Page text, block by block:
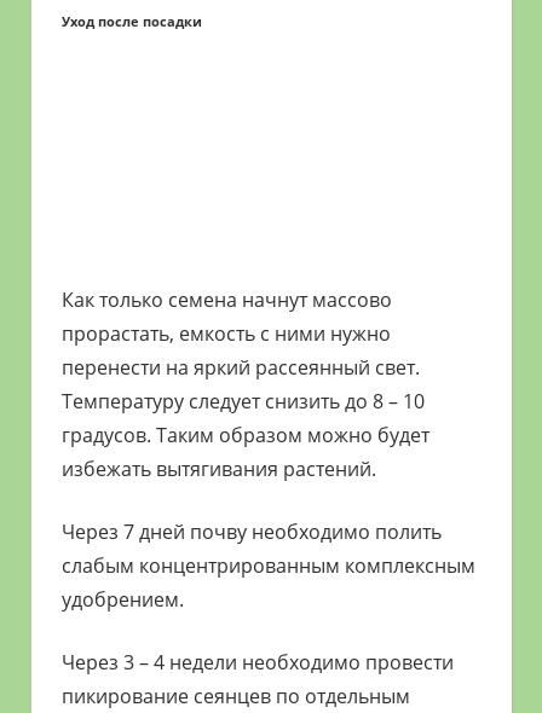
Уход после посадки
Как только семена начнут массово
прорастать, емкость с ними нужно
перенести на яркий рассеянный свет.
Температуру следует снизить до 8 – 10
градусов. Таким образом можно будет
избежать вытягивания растений.
Через 7 дней почву необходимо полить
слабым концентрированным комплексным
удобрением.
Через 3 – 4 недели необходимо провести
пикирование сеянцев по отдельным